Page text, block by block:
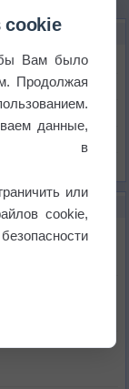
cookie
Вам было
Продолжая
данные,
в
или
cookie,